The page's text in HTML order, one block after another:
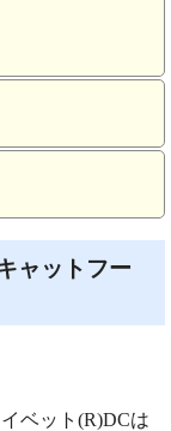
ャットフー
ベット(R)DCは